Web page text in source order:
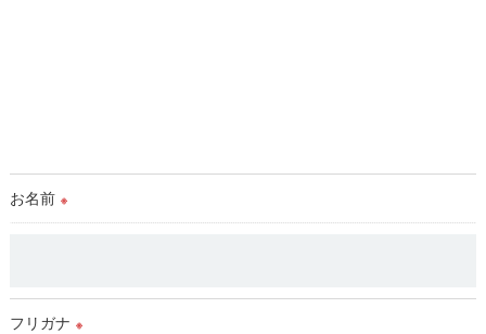
お名前 ※
フリガナ ※